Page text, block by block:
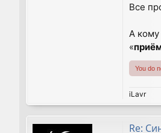
Все
А кому
«
You do
iLavr
Re: